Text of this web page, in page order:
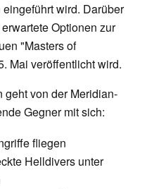
wird. Darüber
Optionen zur
"Masters of
Mai veröffentlicht wird.
von der Meridian-
Gegner mit sich:
fliegen
Helldivers unter